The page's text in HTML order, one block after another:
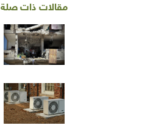
مقالات ذات صلة